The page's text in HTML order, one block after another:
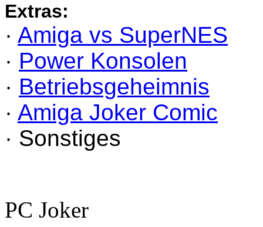
Extras:
· Amiga vs SuperNES
· Power Konsolen
· Betriebsgeheimnis
· Amiga Joker Comic
· Sonstiges
PC Joker